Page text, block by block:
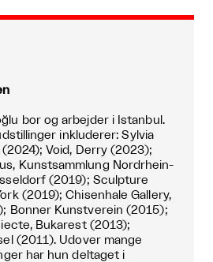
bor og arbejder i Istanbul.
inkluderer: Sylvia
(2024); Void, Derry (2023);
Kunstsammlung Nordrhein-
(2019); Sculpture
(2019); Chisenhale Gallery,
Bonner Kunstverein (2015);
Bukarest (2013);
(2011). Udover mange
har hun deltaget i